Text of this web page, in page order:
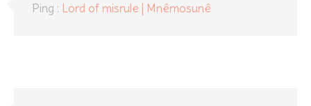
Ping : Lord of misrule | Mnêmosunê